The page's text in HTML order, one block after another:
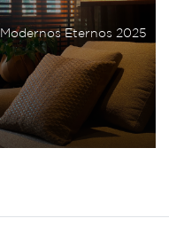
Modernos Eternos 2025